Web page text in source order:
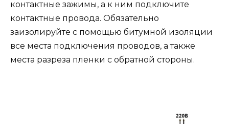
контактные зажимы, а к ним подключите
контактные провода. Обязательно
заизолируйте с помощью битумной изоляции
все места подключения проводов, а также
места разреза пленки с обратной стороны.